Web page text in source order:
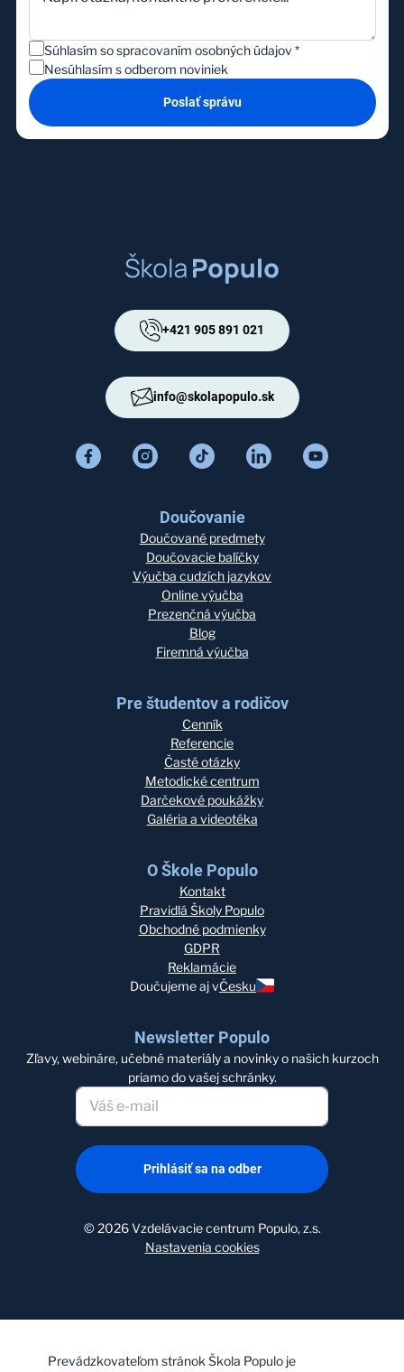
Súhlasím so spracovaním osobných údajov *
Nesúhlasím s odberom noviniek
Poslať správu
+421 905 891 021
info@skolapopulo.sk
Doučovanie
Doučované predmety
Doučovacie balíčky
Výučba cudzích jazykov
Online výučba
Prezenčná výučba
Blog
Firemná výučba
Pre študentov a rodičov
Cenník
Referencie
Časté otázky
Metodické centrum
Darčekové poukážky
Galéria a videotéka
O Škole Populo
Kontakt
Pravidlá Školy Populo
Obchodné podmienky
GDPR
Reklamácie
Doučujeme aj vČesku
Newsletter Populo
Zľavy, webináre, učebné materiály a novinky o našich kurzoch
priamo do vašej schránky.
Prihlásiť sa na odber
©2026 Vzdelávacie centrum Populo, z.s.
Nastavenia cookies
Prevádzkovateľom stránok Škola Populo je